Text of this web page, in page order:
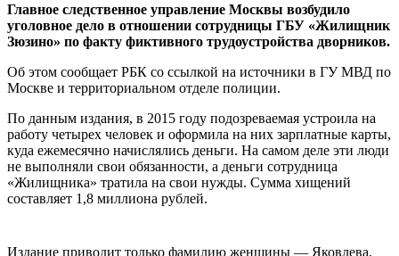
Главное следственное управление Москвы возбудило
уголовное дело в отношении сотрудницы ГБУ «Жилищник
Зюзино» по факту фиктивного трудоустройства дворников.
Об этом сообщает РБК со ссылкой на источники в ГУ МВД по
Москве и территориальном отделе полиции.
По данным издания, в 2015 году подозреваемая устроила на
работу четырех человек и оформила на них зарплатные карты,
куда ежемесячно начислялись деньги. На самом деле эти люди
не выполняли свои обязанности, а деньги сотрудница
«Жилищника» тратила на свои нужды. Сумма хищений
составляет 1,8 миллиона рублей.
Издание приводит только фамилию женщины — Яковлева.